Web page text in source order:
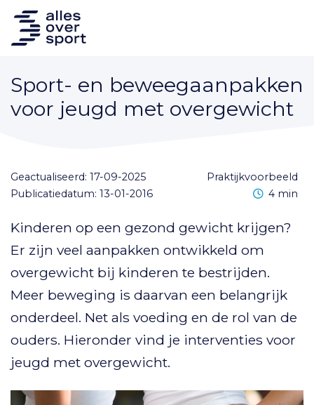
Sport- en beweegaanpakken
voor jeugd met overgewicht
praktijkvoorbeeld
Geactualiseerd: 17-09-2025
Publicatiedatum: 13-01-2016
Leestijd
4 min
Kinderen op een gezond gewicht krijgen?
Er zijn veel aanpakken ontwikkeld om
overgewicht bij kinderen te bestrijden.
Meer beweging is daarvan een belangrijk
onderdeel. Net als voeding en de rol van de
ouders. Hieronder vind je interventies voor
jeugd met overgewicht.